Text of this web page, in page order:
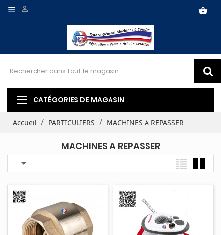
 shopping_basket

CATÉGORIES DE MAGASIN
Accueil PARTICULIERS MACHINES A REPASSER
MACHINES A REPASSER
